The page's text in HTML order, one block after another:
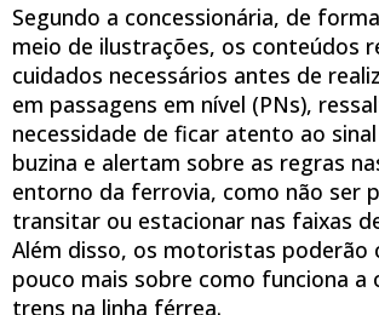
Segundo a concessionária, de
meio de ilustrações, os conteúdos
cuidados necessários antes de
em passagens em nível (PNs),
necessidade de ficar atento ao
buzina e alertam sobre as regras
entorno da ferrovia, como não ser
transitar ou estacionar nas faixas
Além disso, os motoristas poderão
pouco mais sobre como funciona a
trens na linha férrea.